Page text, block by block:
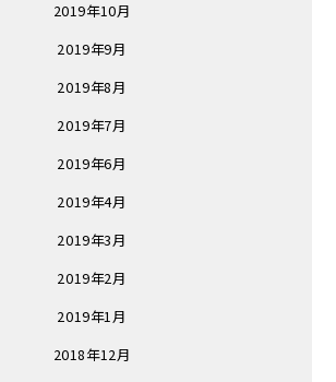
2019年10月
2019年9月
2019年8月
2019年7月
2019年6月
2019年4月
2019年3月
2019年2月
2019年1月
2018年12月